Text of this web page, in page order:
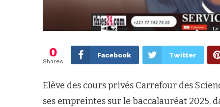
0
Shares
Facebook Twitter
Elève des cours privés Carrefour des
ses empreintes sur le baccalauréat 2025,